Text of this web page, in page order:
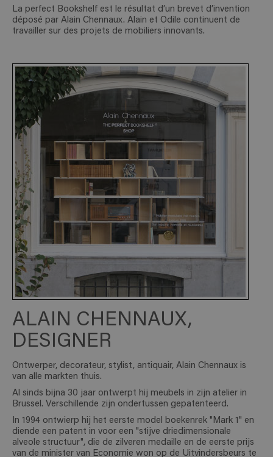
La perfect Bookshelf est le résultat d’un brevet d’invention
déposé par Alain Chennaux. Alain et Odile continuent de
travailler sur des projets de mobiliers innovants.
ALAIN CHENNAUX,
DESIGNER
Ontwerper, decorateur, stylist, antiquair, Alain Chennaux is
van alle markten thuis.
Al sinds bijna 30 jaar ontwerpt hij meubels in zijn atelier in
Brussel. Verschillende zijn ondertussen gepatenteerd.
In 1994 ontwierp hij het eerste model boekenrek "Mark 1" en
diende een patent in voor een "stijve driedimensionale
alveole structuur", die de zilveren medaille en de eerste prijs
van de minister van Economie won op de Uitvindersbeurs te